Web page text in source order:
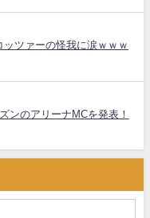
ツァーの怪我に涙ｗｗｗ
ンのアリーナMCを発表！